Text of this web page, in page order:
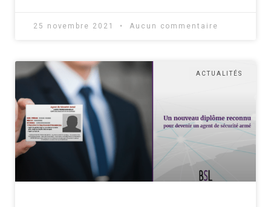
25 novembre 2021 Aucun commentaire
ACTUALITÉS